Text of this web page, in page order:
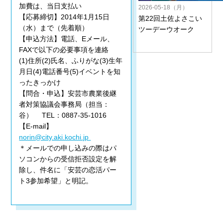
加費は、当日支払い
【応募締切】2014年1月15日
（水）まで（先着順）
【申込方法】電話、Eメール、
FAXで以下の必要事項を連絡
(1)住所(2)氏名、ふりがな(3)生年
月日(4)電話番号(5)イベントを知
ったきっかけ
【問合・申込】安芸市農業後継
者対策協議会事務局（担当：
谷） TEL：0887-35-1016
【E-mail】
norin@city.aki.kochi.jp
＊メールでの申し込みの際はパ
ソコンからの受信拒否設定を解
除し、件名に「安芸の恋活パー
ト3参加希望」と明記。
2026-05-18（月）
第22回土佐よさこい
ツーデーウオーク